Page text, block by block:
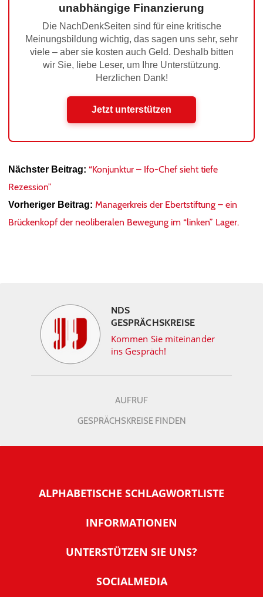
unabhängige Finanzierung
Die NachDenkSeiten sind für eine kritische
Meinungsbildung wichtig, das sagen uns sehr, sehr
viele – aber sie kosten auch Geld. Deshalb bitten
wir Sie, liebe Leser, um Ihre Unterstützung.
Herzlichen Dank!
Jetzt unterstützen
Nächster Beitrag: “Konjunktur – Ifo-Chef sieht tiefe
Rezession”
Vorheriger Beitrag: Managerkreis der Ebertstiftung – ein
Brückenkopf der neoliberalen Bewegung im “linken” Lager.
NDS
GESPRÄCHSKREISE
Kommen Sie miteinander
ins Gespräch!
AUFRUF
GESPRÄCHSKREISE FINDEN
ALPHABETISCHE SCHLAGWORTLISTE
INFORMATIONEN
Warum NachDenkSeiten
Tipps zur Nutzung der NachDenkSeiten
UNTERSTÜTZEN SIE UNS?
SOCIALMEDIA